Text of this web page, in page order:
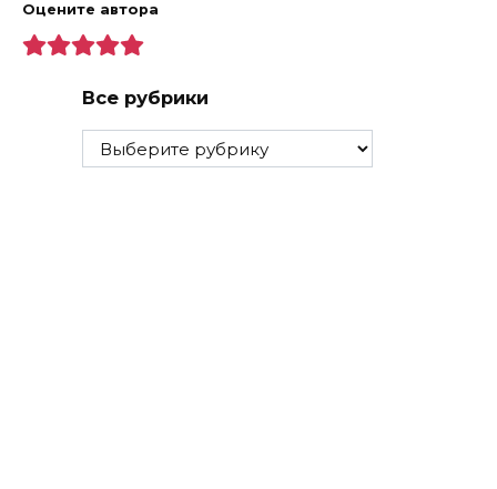
Оцените автора
Все рубрики
Все
рубрики